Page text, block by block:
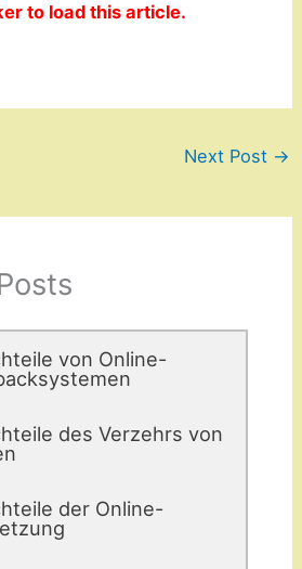
to load this article.
Next Post →
von Online-
des Verzehrs von
der Online-